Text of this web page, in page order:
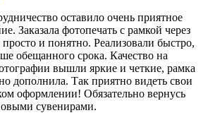
оставило очень приятное
Заказала фотопечать с рамкой через
просто и понятно. Реализовали быстро,
обещанного срока. Качество на
вышли яркие и четкие, рамка
дополнила. Так приятно видеть свои
оформлении! Обязательно вернусь
сувенирами.